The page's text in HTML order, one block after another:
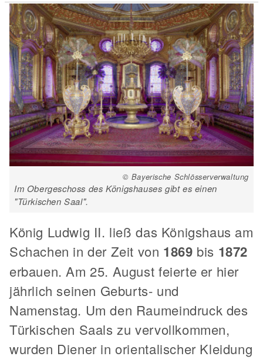
© Bayerische Schlösserverwaltung
Im Obergeschoss des Königshauses gibt es einen
"Türkischen Saal".
König Ludwig II. ließ das Königshaus am
Schachen in der Zeit von 1869 bis 1872
erbauen. Am 25. August feierte er hier
jährlich seinen Geburts- und
Namenstag. Um den Raumeindruck des
Türkischen Saals zu vervollkommen,
wurden Diener in orientalischer Kleidung